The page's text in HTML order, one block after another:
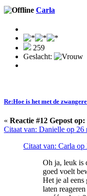
Carla
259
Geslacht:
Re:Hoe is het met de
« Reactie #12 Gepost op:
Citaat van: Danielle op 26
Citaat van: Carla
Oh ja, leuk is
goed voelt
Het je al eens
laten